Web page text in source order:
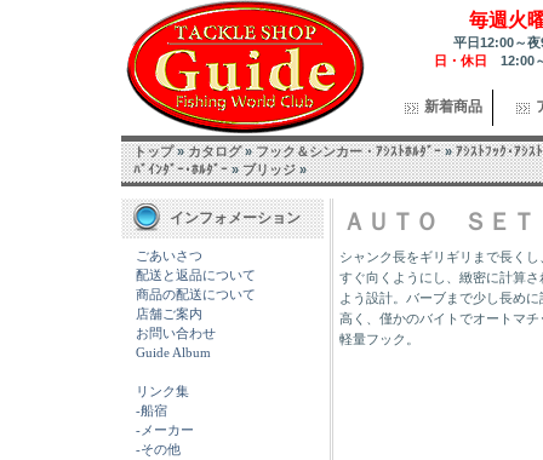
毎週火
平日12:00～
日・休日 12:00
新着商品
トップ»カタログ»フック＆シンカー・ｱｼｽﾄﾎﾙﾀﾞｰ»ｱｼｽﾄﾌｯｸ･ｱｼｽ
ﾊﾞｲﾝﾀﾞｰ･ﾎﾙﾀﾞｰ»ブリッジ»
インフォメーション
ごあいさつ
配送と返品について
商品の配送について
店舗ご案内
お問い合わせ
Guide Album
リンク集
-船宿
-メーカー
-その他
ＡＵＴＯ ＳＥ
シャンク長をギリギリまで長く
すぐ向くようにし、緻密に計算
よう設計。バーブまで少し長め
高く、僅かのバイトでオートマ
軽量フック。